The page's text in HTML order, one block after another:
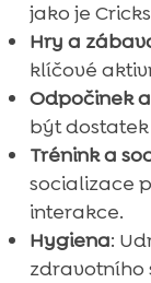
jako je
Hry a
klíčové
Odpočinek
být
Trénink a
socializace
interakce.
Hygiena:
zdravotního